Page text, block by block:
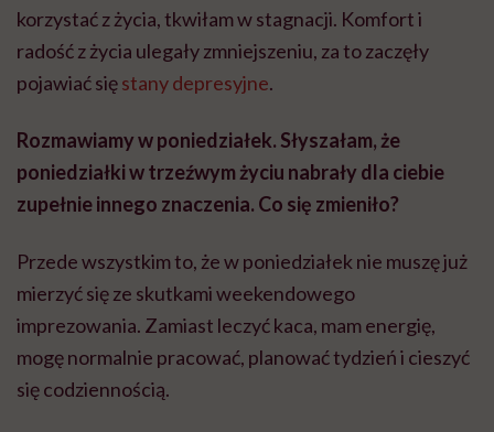
korzystać z życia, tkwiłam w stagnacji. Komfort i
radość z życia ulegały zmniejszeniu, za to zaczęły
pojawiać sięstany depresyjne.
Rozmawiamy w poniedziałek. Słyszałam, że
poniedziałki w trzeźwym życiu nabrały dla ciebie
zupełnie innego znaczenia. Co się zmieniło?
Przede wszystkim to, że w poniedziałek nie muszę już
mierzyć się ze skutkami weekendowego
imprezowania. Zamiast leczyć kaca, mam energię,
mogę normalnie pracować, planować tydzień i cieszyć
się codziennością.